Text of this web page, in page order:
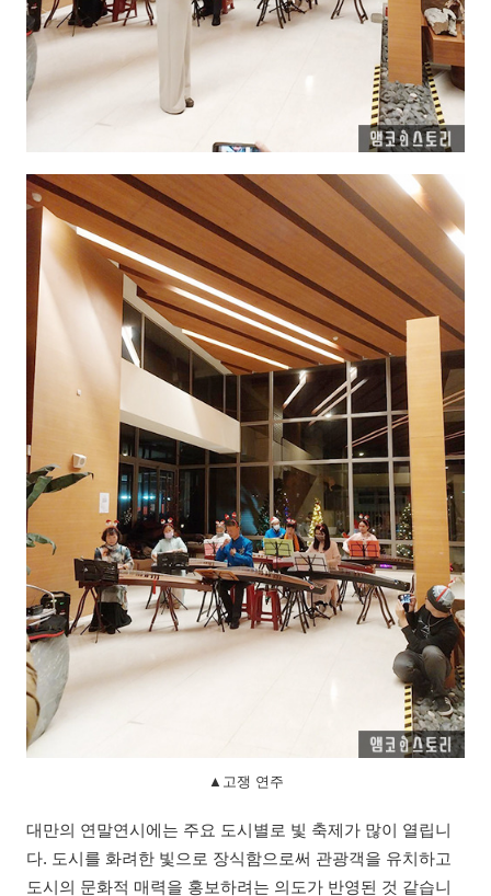
▲고쟁 연주
대만의 연말연시에는 주요 도시별로 빛 축제가 많이 열립니
다. 도시를 화려한 빛으로 장식함으로써 관광객을 유치하고
도시의 문화적 매력을 홍보하려는 의도가 반영된 것 같습니